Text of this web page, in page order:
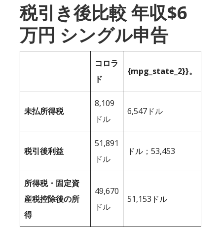
税引き後比較 年収$6
万円 シングル申告
コロラ
ド
{mpg_state_2}}。
未払所得税
8,109
ドル
6,547ドル
税引後利益
51,891
ドル
ドル；53,453
所得税・固定資
産税控除後の所
得
49,670
ドル
51,153ドル